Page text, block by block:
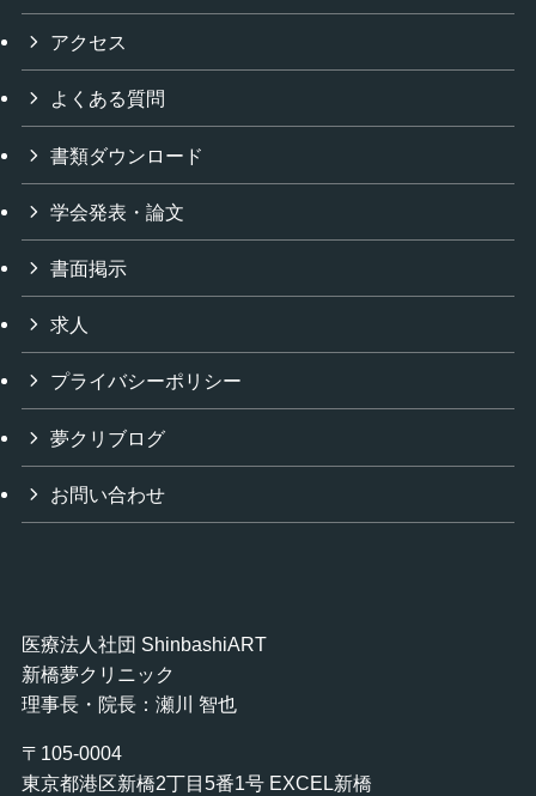
アクセス
よくある質問
書類ダウンロード
学会発表・論文
書面掲示
求人
プライバシーポリシー
夢クリブログ
お問い合わせ
医療法人社団 ShinbashiART
新橋夢クリニック
理事長・院長：瀬川 智也
〒105-0004
東京都港区新橋2丁目5番1号 EXCEL新橋